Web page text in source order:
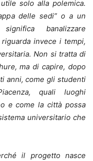
solo alla polemica.
delle sedi” o a un
banalizzare
invece i tempi,
Non si tratta di
ma di capire, dopo
anni, come gli studenti
quali luoghi
e come la città possa
universitario che
il progetto nasce